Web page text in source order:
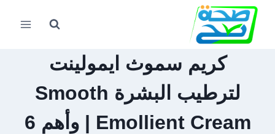
التجاوز
المحتوى
كريم سموث ايمولينت
لترطيب البشرة Smooth
Emollient Cream | وأهم 6